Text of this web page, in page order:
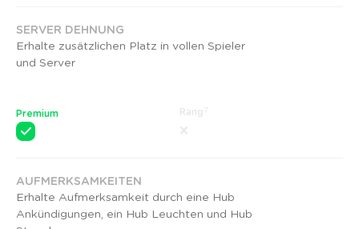
SERVER DEHNUNG
Erhalte zusätzlichen Platz in vollen Spieler
und Server
Premium Rang
AUFMERKSAMKEITEN
Erhalte Aufmerksamkeit durch eine Hub
Ankündigungen, ein Hub Leuchten und Hub